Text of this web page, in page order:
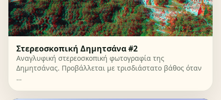
Στερεοσκοπική Δημητσάνα #2
Αναγλυφική στερεοσκοπική φωτογραφία της
Δημητσάνας. Προβάλλεται με τρισδιάστατο βάθος όταν
…